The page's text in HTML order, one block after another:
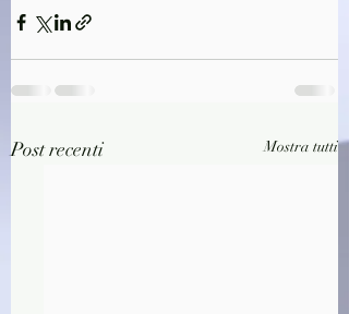
Post recenti Mostra tutti